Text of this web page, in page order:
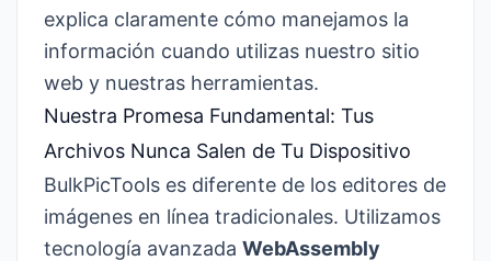
explica claramente cómo manejamos la
información cuando utilizas nuestro sitio
web y nuestras herramientas.
Nuestra Promesa Fundamental: Tus
Archivos Nunca Salen de Tu Dispositivo
BulkPicTools es diferente de los editores de
imágenes en línea tradicionales. Utilizamos
tecnología avanzada WebAssembly